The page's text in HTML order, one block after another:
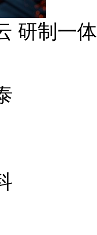
研制一